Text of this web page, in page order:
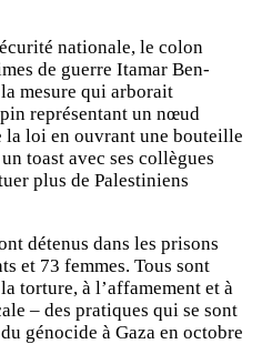
nationale, le colon
de guerre Itamar Ben-
mesure qui arborait
représentant un nœud
la loi en ouvrant une bouteille
toast avec ses collègues
plus de Palestiniens
détenus dans les prisons
et 73 femmes. Tous sont
torture, à l’affamement et à
– des pratiques qui se sont
génocide à Gaza en octobre